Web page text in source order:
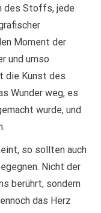
des Stoffs, jede
Moment der
und umso
die Kunst des
Wunder weg, es
wurde, und
so sollten auch
Nicht der
berührt, sondern
das Herz